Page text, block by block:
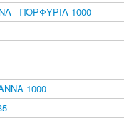
- ΠΟΡΦΥΡΙΑ 1000
1000